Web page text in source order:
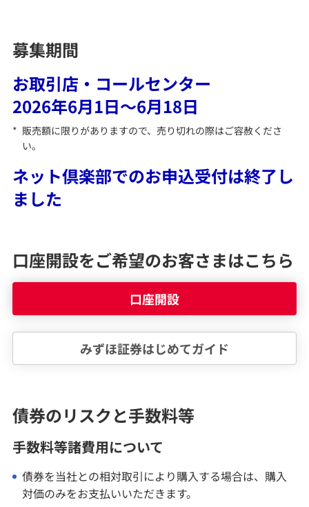
みずほ証券について
募集期間
お取引店・コールセンター
2026年6月1日～6月18日
* 販売額に限りがありますので、売り切れの際はご容赦くださ
い。
ネット倶楽部でのお申込受付は終了し
ました
口座開設をご希望のお客さまはこちら
口座開設
みずほ証券はじめてガイド
債券のリスクと手数料等
手数料等諸費用について
債券を当社との相対取引により購入する場合は、購入
対価のみをお支払いいただきます。